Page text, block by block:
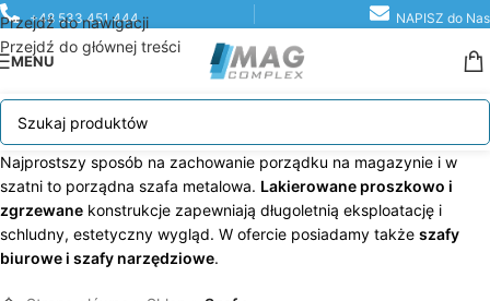
Przejdź do nawigacji
Przejdź do głównej treści
+48 533 451 444 NAPISZ do Nas
MENU
Najprostszy sposób na zachowanie porządku na magazynie i w
szatni to porządna szafa metalowa. Lakierowane proszkowo i
zgrzewane konstrukcje zapewniają długoletnią eksploatację i
schludny, estetyczny wygląd. W ofercie posiadamy także szafy
biurowe i szafy narzędziowe.